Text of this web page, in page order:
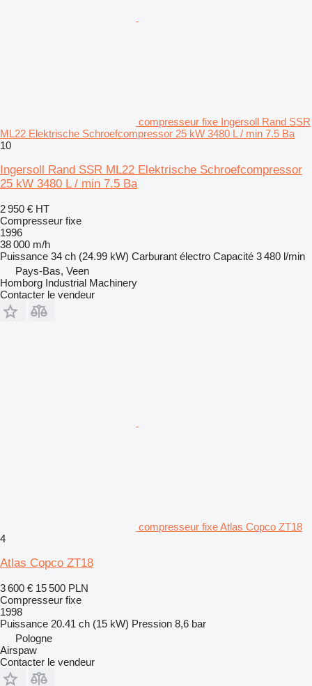
compresseur fixe Ingersoll Rand SSR
ML22 Elektrische Schroefcompressor 25 kW 3480 L / min 7.5 Ba
10
Ingersoll Rand SSR ML22 Elektrische Schroefcompressor
25 kW 3480 L / min 7.5 Ba
2 950 € HT
Compresseur fixe
1996
38 000 m/h
Puissance 34 ch (24.99 kW) Carburant électro Capacité 3 480 l/min
Pays-Bas, Veen
Homborg Industrial Machinery
Contacter le vendeur
compresseur fixe Atlas Copco ZT18
4
Atlas Copco ZT18
3 600 € 15 500 PLN
Compresseur fixe
1998
Puissance 20.41 ch (15 kW) Pression 8,6 bar
Pologne
Airspaw
Contacter le vendeur